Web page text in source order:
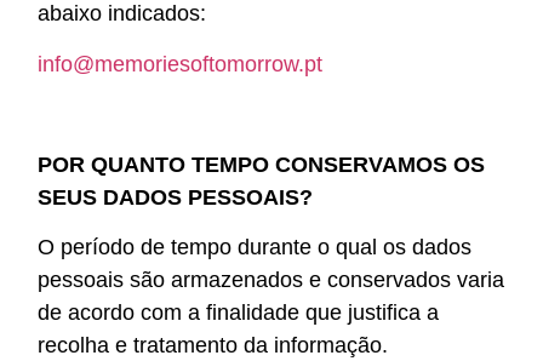
abaixo indicados:
info@memoriesoftomorrow.pt
POR QUANTO TEMPO CONSERVAMOS OS
SEUS DADOS PESSOAIS?
O período de tempo durante o qual os dados
pessoais são armazenados e conservados varia
de acordo com a finalidade que justifica a
recolha e tratamento da informação.